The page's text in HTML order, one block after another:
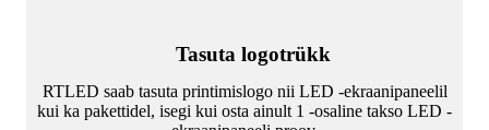
Tasuta logotrükk
RTLED saab tasuta printimislogo nii LED -ekraanipaneelil
kui ka pakettidel, isegi kui osta ainult 1 -osaline takso LED -